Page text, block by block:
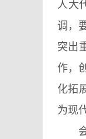
人大
调，
突出
作，
化拓
为现